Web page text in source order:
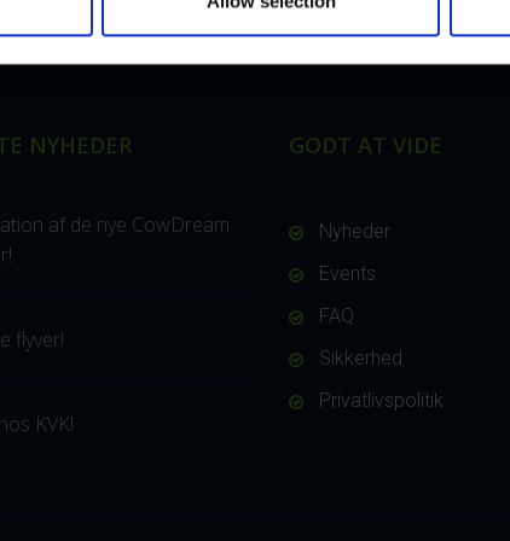
NYHEDER
af de nye CowDream
flyver!
KVK!
GODT AT VIDE
Nyheder
Events
FAQ
Sikkerhed
Privatlivspolitik